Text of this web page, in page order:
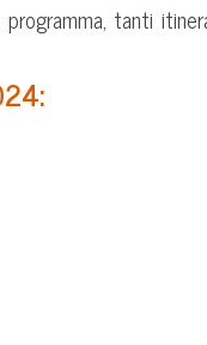
programma, tanti